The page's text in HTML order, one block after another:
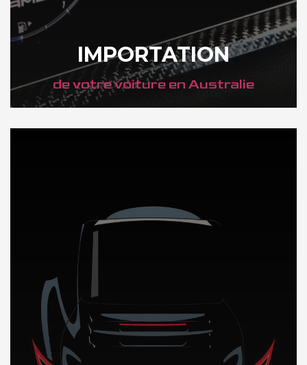
IMPORTATION
de votre voiture en Australie
DÉCOUVREZ NOTRE IMPORTATION AUTO en Australie